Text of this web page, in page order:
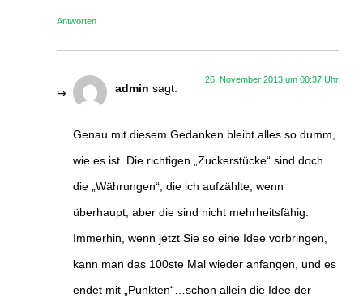
Antworten
admin sagt:
26. November 2013 um 00:37 Uhr
Genau mit diesem Gedanken bleibt alles so dumm,
wie es ist. Die richtigen „Zuckerstücke“ sind doch
die „Währungen“, die ich aufzählte, wenn
überhaupt, aber die sind nicht mehrheitsfähig.
Immerhin, wenn jetzt Sie so eine Idee vorbringen,
kann man das 100ste Mal wieder anfangen, und es
endet mit „Punkten“…schon allein die Idee der